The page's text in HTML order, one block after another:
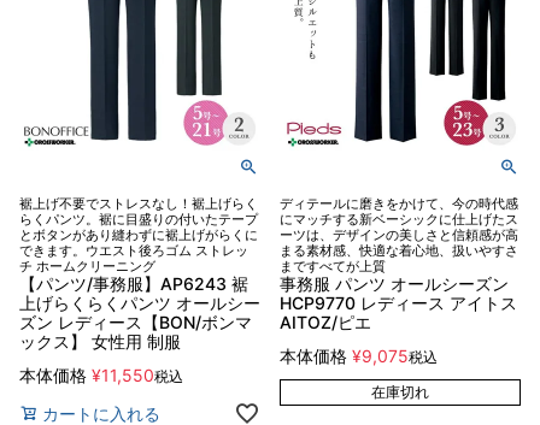
裾上げ不要でストレスなし！裾上げらく
らくパンツ。裾に目盛りの付いたテープ
とボタンがあり縫わずに裾上げがらくに
できます。ウエスト後ろゴム ストレッ
チ ホームクリーニング
【パンツ/事務服】AP6243 裾
上げらくらくパンツ オールシー
ズン レディース【BON/ボンマ
ックス】 女性用 制服
本体価格 ¥11,550税込
カートに入れる
ディテールに磨きをかけて、今の時代感
にマッチする新ベーシックに仕上げたス
ーツは、デザインの美しさと信頼感が高
まる素材感、快適な着心地、扱いやすさ
まですべてが上質
事務服 パンツ オールシーズン
HCP9770 レディース アイトス
AITOZ/ピエ
本体価格 ¥9,075税込
在庫切れ